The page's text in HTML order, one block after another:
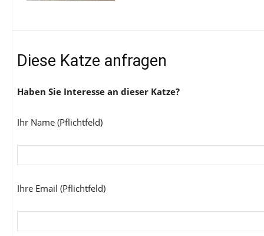
Diese Katze anfragen
Haben Sie Interesse an dieser Katze?
Ihr Name (Pflichtfeld)
Ihre Email (Pflichtfeld)